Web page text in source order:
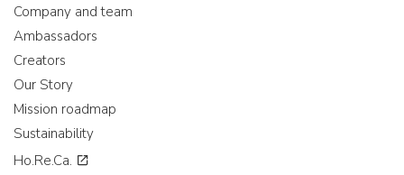
Company and team
Ambassadors
Creators
Our Story
Mission roadmap
Sustainability
Ho.Re.Ca.